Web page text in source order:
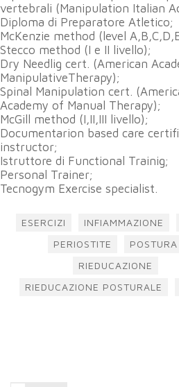
vertebrali (Manipulation Italian
Diploma di Preparatore Atletico;
McKenzie method (level
Stecco method (I e II livello);
Dry Needlig cert. (American
ManipulativeTherapy);
Spinal Manipulation cert.
Academy of Manual Therapy);
McGill method (I,II,III livello);
Documentarion based care
instructor;
Istruttore di Functional Trainig;
Personal Trainer;
Tecnogym Exercise specialist.
ESERCIZI INFIAMMAZIONE
PERIOSTITE
POSTURA
RIEDUCAZIONE
RIEDUCAZIONE POSTURALE